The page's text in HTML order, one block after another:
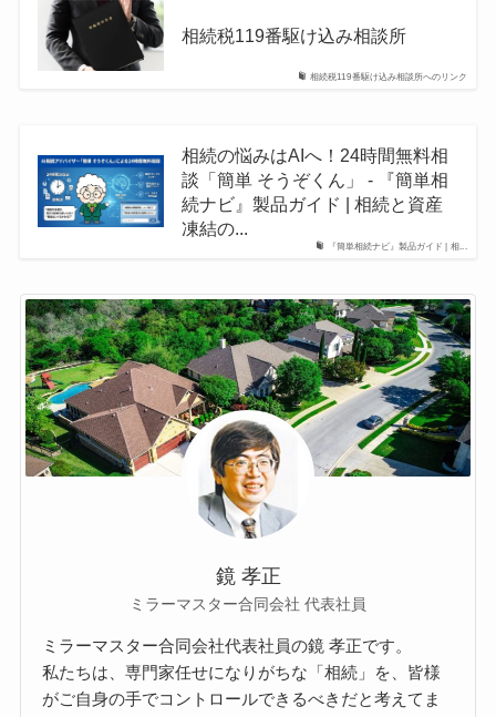
相続税119番駆け込み相談所へのリンク
相続税119番駆け込み相談所
『簡単相続ナビ』製品ガイド | 相...
相続の悩みはAIへ！24時間無料相
談「簡単 そうぞくん」 - 『簡単相
続ナビ』製品ガイド | 相続と資産
凍結の...
鏡 孝正
ミラーマスター合同会社 代表社員
ミラーマスター合同会社代表社員の鏡 孝正です。
私たちは、専門家任せになりがちな「相続」を、皆様
がご自身の手でコントロールできるべきだと考えてま